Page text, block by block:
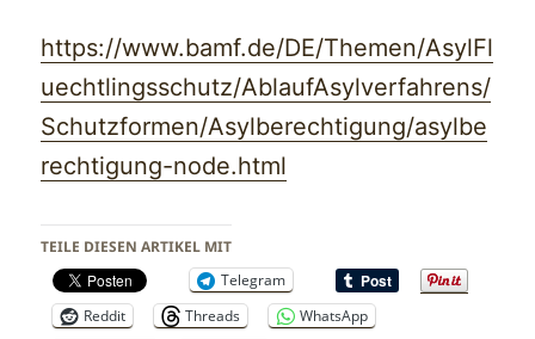
https://www.bamf.de/DE/Themen/AsylFl
uechtlingsschutz/AblaufAsylverfahrens/
Schutzformen/Asylberechtigung/asylbe
rechtigung-node.html
TEILE DIESEN ARTIKEL MIT
Telegram
Reddit
Threads
WhatsApp